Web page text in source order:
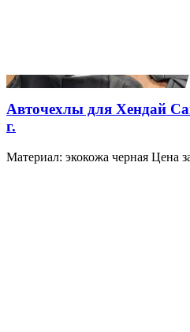
Авточехлы для Хендай
г.
Материал: экокожа черная Цена